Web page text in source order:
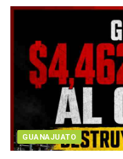
GUANAJUATO